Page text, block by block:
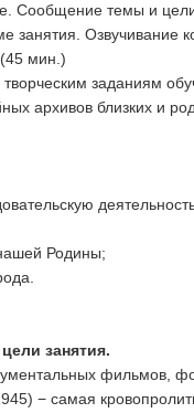
Сообщение темы и
занятия. Озвучивание
(45 мин.)
заданиям
архивов близких и
Родины;
занятия.
фильмов,
− самая